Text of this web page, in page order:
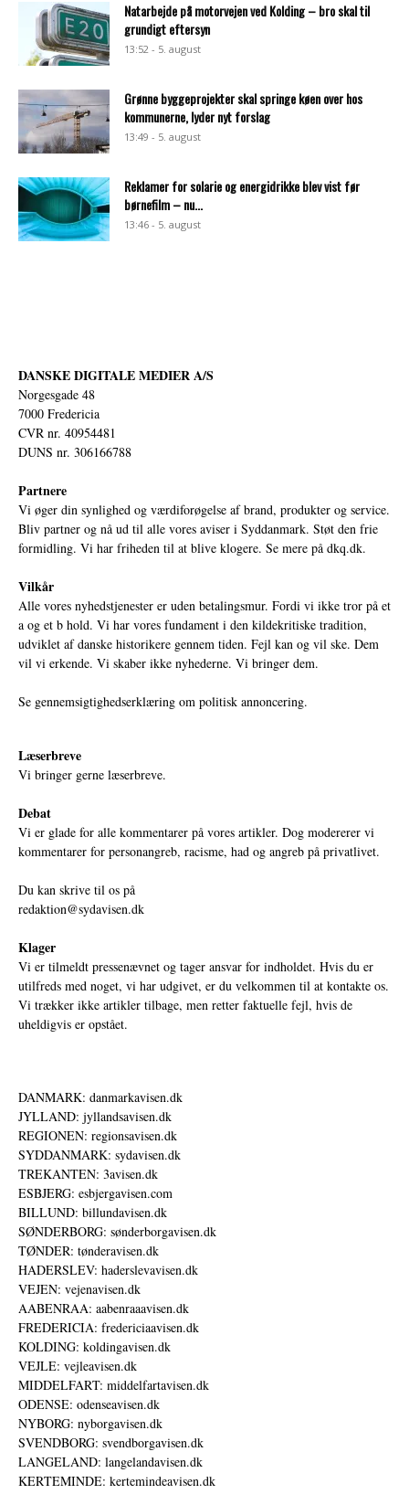
Natarbejde på motorvejen ved Kolding – bro skal til
grundigt eftersyn
13:52 - 5. august
Grønne byggeprojekter skal springe køen over hos
kommunerne, lyder nyt forslag
13:49 - 5. august
Reklamer for solarie og energidrikke blev vist før
børnefilm – nu...
13:46 - 5. august
DANSKE DIGITALE MEDIER A/S
Norgesgade 48
7000 Fredericia
CVR nr. 40954481
DUNS nr. 306166788
Partnere
Vi øger din synlighed og værdiforøgelse af brand, produkter og service.
Bliv partner og nå ud til alle vores aviser i Syddanmark. Støt den frie
formidling. Vi har friheden til at blive klogere. Se mere på dkq.dk.
Vilkår
Alle vores nyhedstjenester er uden betalingsmur. Fordi vi ikke tror på et
a og et b hold. Vi har vores fundament i den kildekritiske tradition,
udviklet af danske historikere gennem tiden. Fejl kan og vil ske. Dem
vil vi erkende. Vi skaber ikke nyhederne. Vi bringer dem.
Se gennemsigtighedserklæring om politisk annoncering.
Læserbreve
Vi bringer gerne læserbreve.
Debat
Vi er glade for alle kommentarer på vores artikler. Dog modererer vi
kommentarer for personangreb, racisme, had og angreb på privatlivet.
Du kan skrive til os på
redaktion@sydavisen.dk
Klager
Vi er tilmeldt pressenævnet og tager ansvar for indholdet. Hvis du er
utilfreds med noget, vi har udgivet, er du velkommen til at kontakte os.
Vi trækker ikke artikler tilbage, men retter faktuelle fejl, hvis de
uheldigvis er opstået.
DANMARK: danmarkavisen.dk
JYLLAND: jyllandsavisen.dk
REGIONEN: regionsavisen.dk
SYDDANMARK: sydavisen.dk
TREKANTEN: 3avisen.dk
ESBJERG: esbjergavisen.com
BILLUND: billundavisen.dk
SØNDERBORG: sønderborgavisen.dk
TØNDER: tønderavisen.dk
HADERSLEV: haderslevavisen.dk
VEJEN: vejenavisen.dk
AABENRAA: aabenraaavisen.dk
FREDERICIA: fredericiaavisen.dk
KOLDING: koldingavisen.dk
VEJLE: vejleavisen.dk
MIDDELFART: middelfartavisen.dk
ODENSE: odenseavisen.dk
NYBORG: nyborgavisen.dk
SVENDBORG: svendborgavisen.dk
LANGELAND: langelandavisen.dk
KERTEMINDE: kertemindeavisen.dk